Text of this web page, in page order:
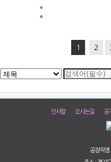
1 2
인사말 오시는길 공
공장직영